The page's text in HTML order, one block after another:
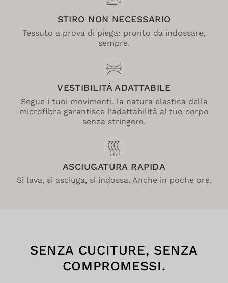
STIRO NON NECESSARIO
Tessuto a prova di piega: pronto da indossare,
sempre.
VESTIBILITÁ ADATTABILE
Segue i tuoi movimenti, la natura elastica della
microfibra garantisce l'adattabilità al tuo corpo
senza stringere.
ASCIUGATURA RAPIDA
Si lava, si asciuga, si indossa. Anche in poche ore.
SENZA CUCITURE, SENZA
COMPROMESSI.